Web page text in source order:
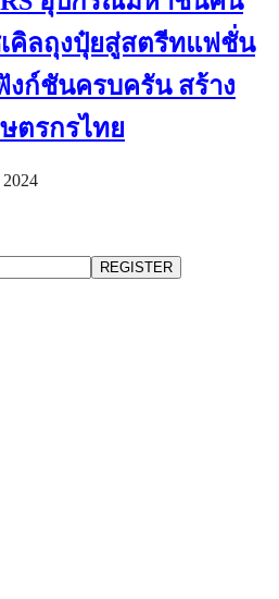
เคิลถุงปุ๋ยสู่สตรีทแฟชั่น
งก์ชันครบครัน สร้าง
ตรกรไทย
2024